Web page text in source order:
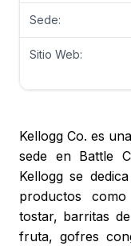
Sede:
Sitio Web:
Kellogg Co. es
sede en Battle
Kellogg se
productos
tostar, barritas
fruta, gofres